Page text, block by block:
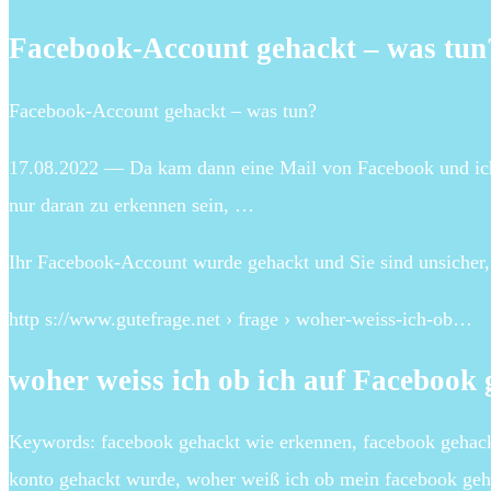
Facebook-Account gehackt – was
Facebook-Account gehackt – was tun?
17.08.2022 — Da kam dann eine Mail von Facebook und
nur daran zu erkennen sein, …
Ihr Facebook-Account wurde gehackt und Sie sind
http s://www.gutefrage.net › frage › woher-weiss-ich-ob…
woher weiss ich ob ich auf
Keywords: facebook gehackt wie erkennen, facebook
konto gehackt wurde, woher weiß ich ob mein facebook